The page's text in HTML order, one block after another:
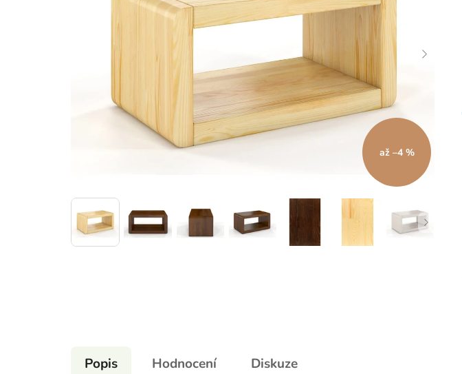
až –4 %
Popis Hodnocení Diskuze